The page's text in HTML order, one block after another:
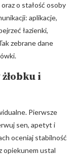
o stałość osoby
aplikacje,
łazienki,
zebrane dane
i
Pierwsze
sen, apetyt i
oceniaj stabilność
opiekunem ustal